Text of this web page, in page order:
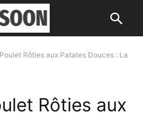
Rôties aux Patates Douces : La
Rôties aux